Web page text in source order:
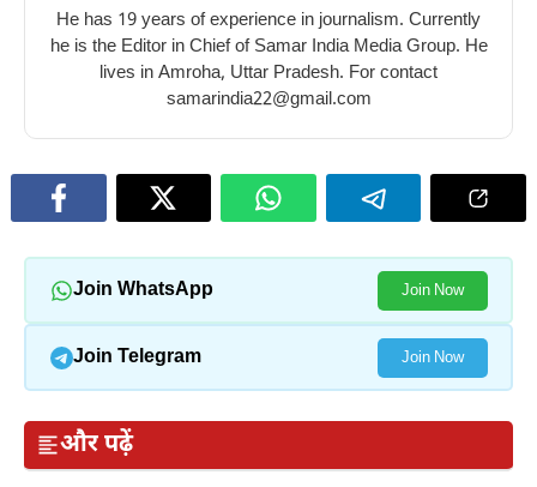
He has 19 years of experience in journalism. Currently
he is the Editor in Chief of Samar India Media Group. He
lives in Amroha, Uttar Pradesh. For contact
samarindia22@gmail.com
Join WhatsApp Join Now
Join Telegram Join Now
और पढ़ें